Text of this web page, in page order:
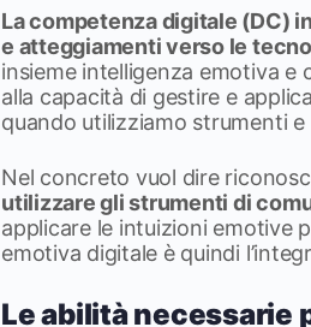
La competenza digitale (DC)
e atteggiamenti verso le
insieme intelligenza emotiva e
alla capacità di gestire e
quando utilizziamo strumenti
Nel concreto vuol dire
utilizzare gli strumenti di
applicare le intuizioni emotive
emotiva digitale è quindi
Le abilità necessarie